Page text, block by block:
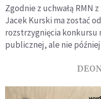
Zgodnie z uchwałą RMN
Jacek Kurski ma zostać
rozstrzygnięcia konkursu
publicznej, ale nie